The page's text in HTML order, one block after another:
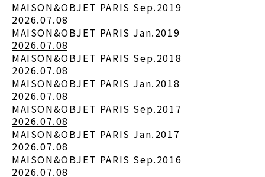
MAISON&OBJET PARIS Sep.2019
2026.07.08
MAISON&OBJET PARIS Jan.2019
2026.07.08
MAISON&OBJET PARIS Sep.2018
2026.07.08
MAISON&OBJET PARIS Jan.2018
2026.07.08
MAISON&OBJET PARIS Sep.2017
2026.07.08
MAISON&OBJET PARIS Jan.2017
2026.07.08
MAISON&OBJET PARIS Sep.2016
2026.07.08